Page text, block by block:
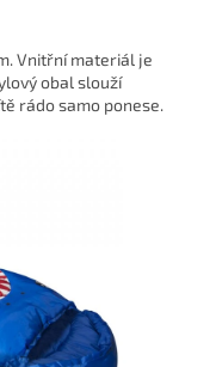
Vnitřní materiál je
obal slouží
rádo samo ponese.